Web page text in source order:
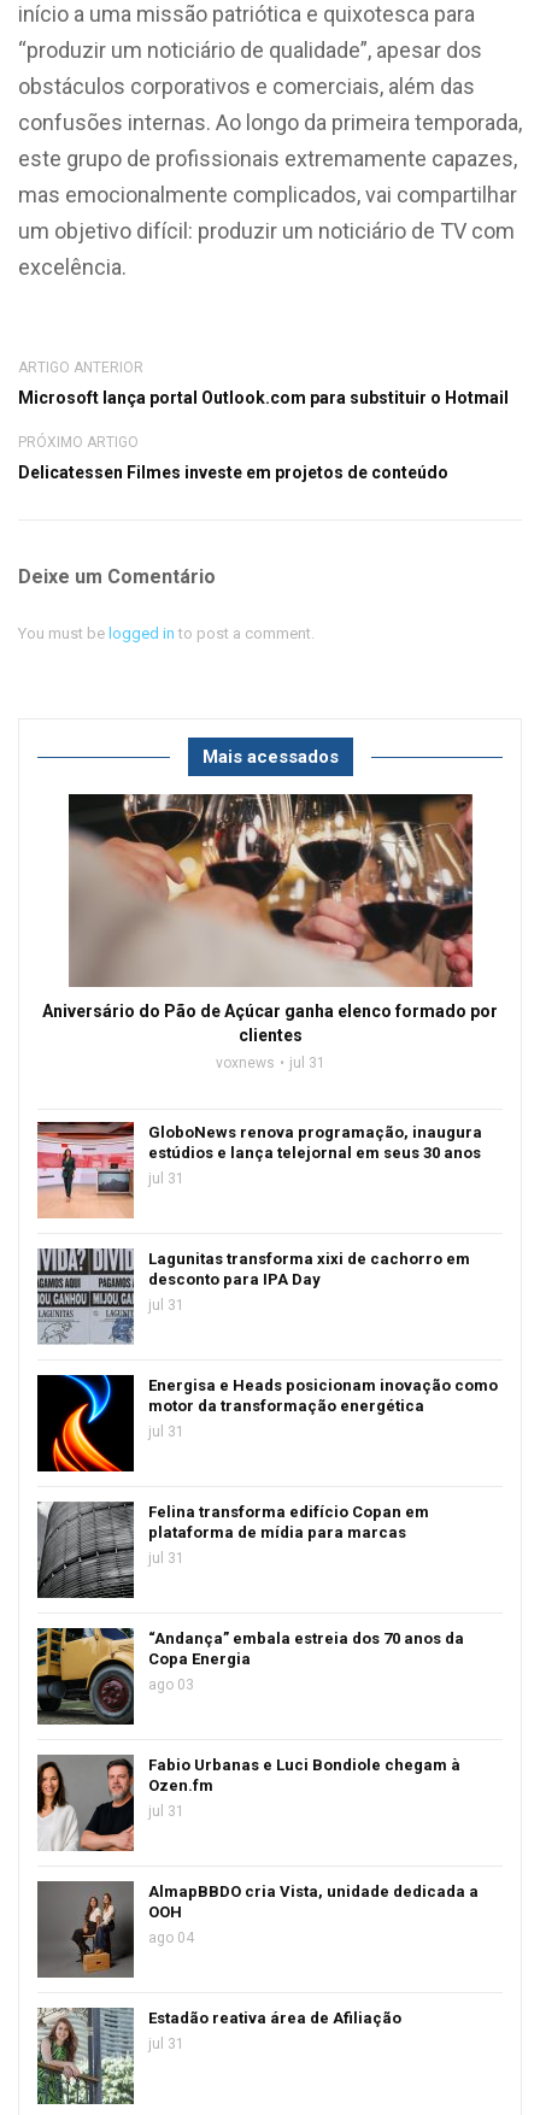
início a uma missão patriótica e quixotesca para
“produzir um noticiário de qualidade”, apesar dos
obstáculos corporativos e comerciais, além das
confusões internas. Ao longo da primeira temporada,
este grupo de profissionais extremamente capazes,
mas emocionalmente complicados, vai compartilhar
um objetivo difícil: produzir um noticiário de TV com
excelência.
ARTIGO ANTERIOR
Microsoft lança portal Outlook.com para substituir o Hotmail
PRÓXIMO ARTIGO
Delicatessen Filmes investe em projetos de conteúdo
Deixe um Comentário
You must be logged in to post a comment.
Mais acessados
Aniversário do Pão de Açúcar ganha elenco formado por
clientes
voxnews jul 31
GloboNews renova programação, inaugura
estúdios e lança telejornal em seus 30 anos
jul 31
Lagunitas transforma xixi de cachorro em
desconto para IPA Day
jul 31
Energisa e Heads posicionam inovação como
motor da transformação energética
jul 31
Felina transforma edifício Copan em
plataforma de mídia para marcas
jul 31
“Andança” embala estreia dos 70 anos da
Copa Energia
ago 03
Fabio Urbanas e Luci Bondiole chegam à
Ozen.fm
jul 31
AlmapBBDO cria Vista, unidade dedicada a
OOH
ago 04
Estadão reativa área de Afiliação
jul 31